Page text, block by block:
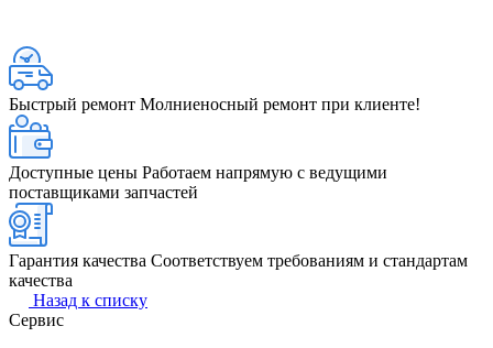
Быстрый ремонт Молниеносный ремонт при клиенте!
Доступные цены Работаем напрямую с ведущими
поставщиками запчастей
Гарантия качества Соответствуем требованиям и стандартам
качества
Назад к списку
Сервис